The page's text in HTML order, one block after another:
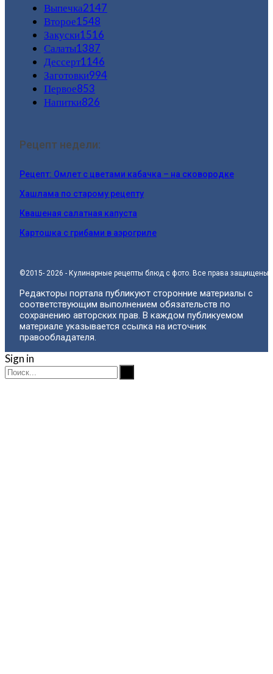
Выпечка2147
Второе1548
Закуски1516
Салаты1387
Дессерт1146
Заготовки994
Первое853
Напитки826
Рецепт недели:
Рецепт: Омлет с цветами кабачка – на сковородке
Хашлама по старому рецепту
Квашеная салатная капуста
Картошка с грибами в аэрогриле
©2015- 2026 - Кулинарные рецепты блюд с фото. Все права защищены.
Редакторы портала публикуют сторонние материалы с
соответствующим выполнением обязательств по
сохранению авторских прав. В каждом публикуемом
материале указывается ссылка на источник
правообладателя.
Sign in